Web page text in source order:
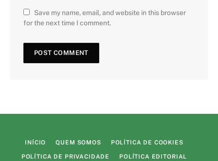
Save my name, email, and website in this browser
for the next time I comment.
INÍCIO QUEM SOMOS POLÍTICA DE COOKIES
POLÍTICA DE PRIVACIDADE POLÍTICA EDITORIAL